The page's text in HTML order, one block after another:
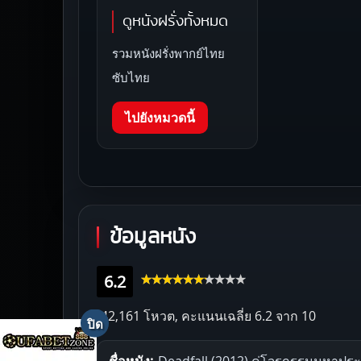
ดูหนังฝรั่งทั้งหมด
รวมหนังฝรั่งพากย์ไทย
ซับไทย
ไปยังหมวดนี้
ข้อมูลหนัง
6.2
42,161 โหวต, คะแนนเฉลี่ย 6.2 จาก 10